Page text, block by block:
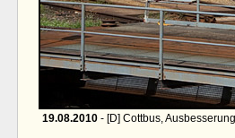
19.08.2010- [D] Cottbus,